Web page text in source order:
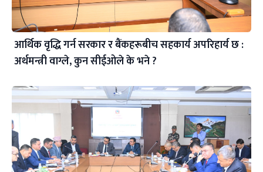
आर्थिक वृद्धि गर्न सरकार र बैंकहरूबीच सहकार्य अपरिहार्य छ :
अर्थमन्त्री वाग्ले, कुन सीईओले के भने ?